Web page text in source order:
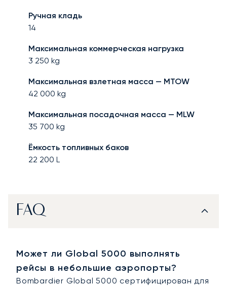
Ручная кладь
14
Максимальная коммерческая нагрузка
3 250 kg
Максимальная взлетная масса — MTOW
42 000 kg
Максимальная посадочная масса — MLW
35 700 kg
Ёмкость топливных баков
22 200 L
FAQ
Может ли Global 5000 выполнять
рейсы в небольшие аэропорты?
Bombardier Global 5000 сертифицирован для